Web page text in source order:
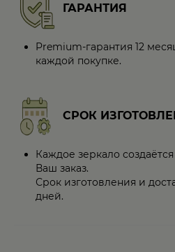
ГАРАНТИЯ
Premium-гарантия 12
каждой покупке.
СРОК
Каждое зеркало
Ваш заказ.
Срок изготовления и
дней.